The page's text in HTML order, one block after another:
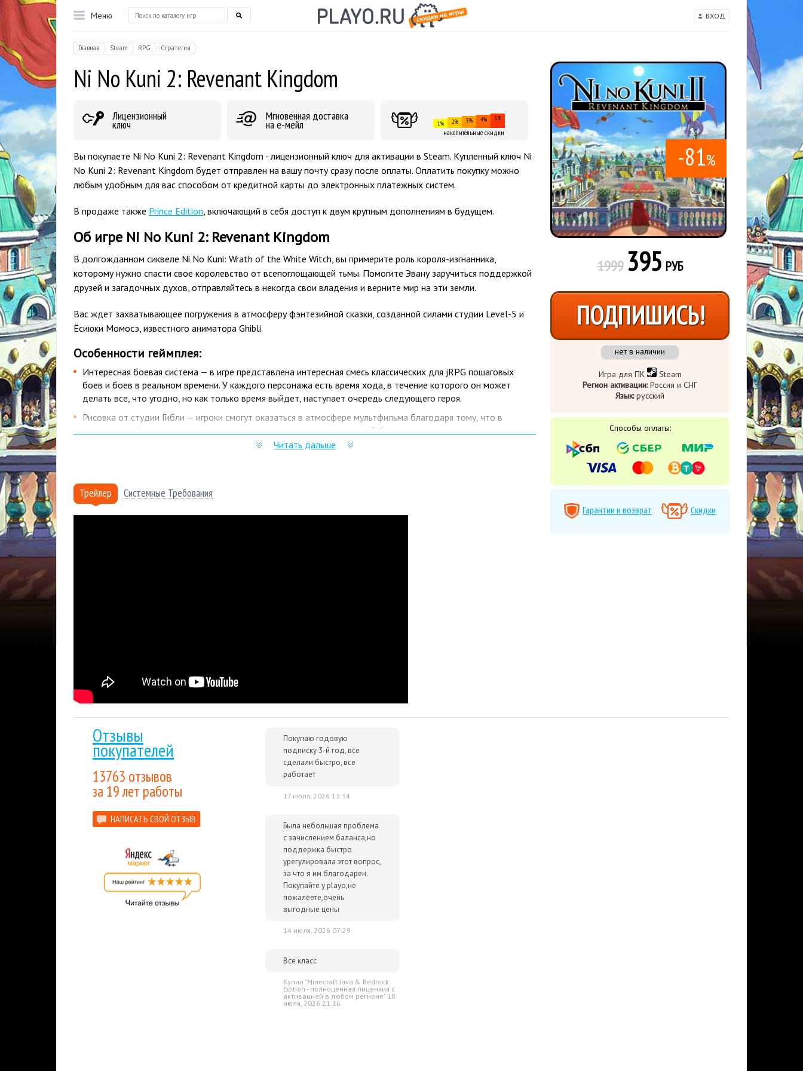
ВХОД
Меню
Главная Steam RPG Стратегия
Ni No Kuni 2: Revenant Kingdom
Лицензионный
ключ
Мгновенная доставка
на е-мейл 1% 2% 3% 4% 5%
накопительные скидки
Вы покупаете Ni No Kuni 2: Revenant Kingdom - лицензионный ключ для активации в Steam. Купленный ключ Ni
No Kuni 2: Revenant Kingdom будет отправлен на вашу почту сразу после оплаты. Оплатить покупку можно
любым удобным для вас способом от кредитной карты до электронных платежных систем.
В продаже также Prince Edition, включающий в себя доступ к двум крупным дополнениям в будущем.
Об игре Ni No Kuni 2: Revenant Kingdom
В долгожданном сиквеле Ni No Kuni: Wrath of the White Witch, вы примерите роль короля-изгнанника,
которому нужно спасти свое королевство от всепоглощающей тьмы. Помогите Эвану заручиться поддержкой
друзей и загадочных духов, отправляйтесь в некогда свои владения и верните мир на эти земли.
Вас ждет захватывающее погружения в атмосферу фэнтезийной сказки, созданной силами студии Level-5 и
Ёсиюки Момосэ, известного аниматора Ghibli.
Особенности геймплея:
Интересная боевая система — в игре представлена интересная смесь классических для jRPG пошаговых
боев и боев в реальном времени. У каждого персонажа есть время хода, в течение которого он может
делать все, что угодно, но как только время выйдет, наступает очередь следующего героя.
Рисовка от студии Гибли — игроки смогут оказаться в атмосфере мультфильма благодаря тому, что в
создании графики принимали активное участие художники из студии Гибли, которая известна многими
Почему купить Ni No Kuni 2: Revenant Kingdom нужно именно в Playo?
Читать дальше
Трейлер Системные Требования
-81%
1999 395 РУБ
ПОДПИШИСЬ!
нет в наличии
Игра для ПК
Steam
Регион активации:Россия и СНГ
Язык:русский
Способы оплаты:
Гарантии и возврат Скидки
Отзывы
покупателей
13763 отзывов
за 19 лет работы
НАПИСАТЬ СВОЙ ОТЗЫВ
Покупаю годовую
подписку 3-й год, все
сделали быстро, все
работает
17 июля, 2026 13:34
Была небольшая проблема
с зачислением баланса,но
поддержка быстро
урегулировала этот вопрос,
за что я им благодарен.
Покупайте у playo,не
пожалеете,очень
выгодные цены
14 июля, 2026 07:29
Все класс
Купил "Minecraft Java & Bedrock
Edition - полноценная лицензия c
активацией в любом регионе" 18
июля, 2026 21:16